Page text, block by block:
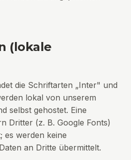
(lokale
die Schriftarten „Inter" und
lokal von unserem
selbst gehostet. Eine
Dritter (z. B. Google Fonts)
es werden keine
an Dritte übermittelt.